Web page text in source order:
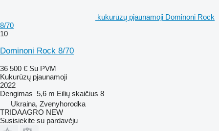
kukurūzų pjaunamoji Dominoni Rock
8/70
10
Dominoni Rock 8/70
36 500 € Su PVM
Kukurūzų pjaunamoji
2022
Dengimas 5,6 m Eilių skaičius 8
Ukraina, Zvenyhorodka
TRIDAAGRO NEW
Susisiekite su pardavėju